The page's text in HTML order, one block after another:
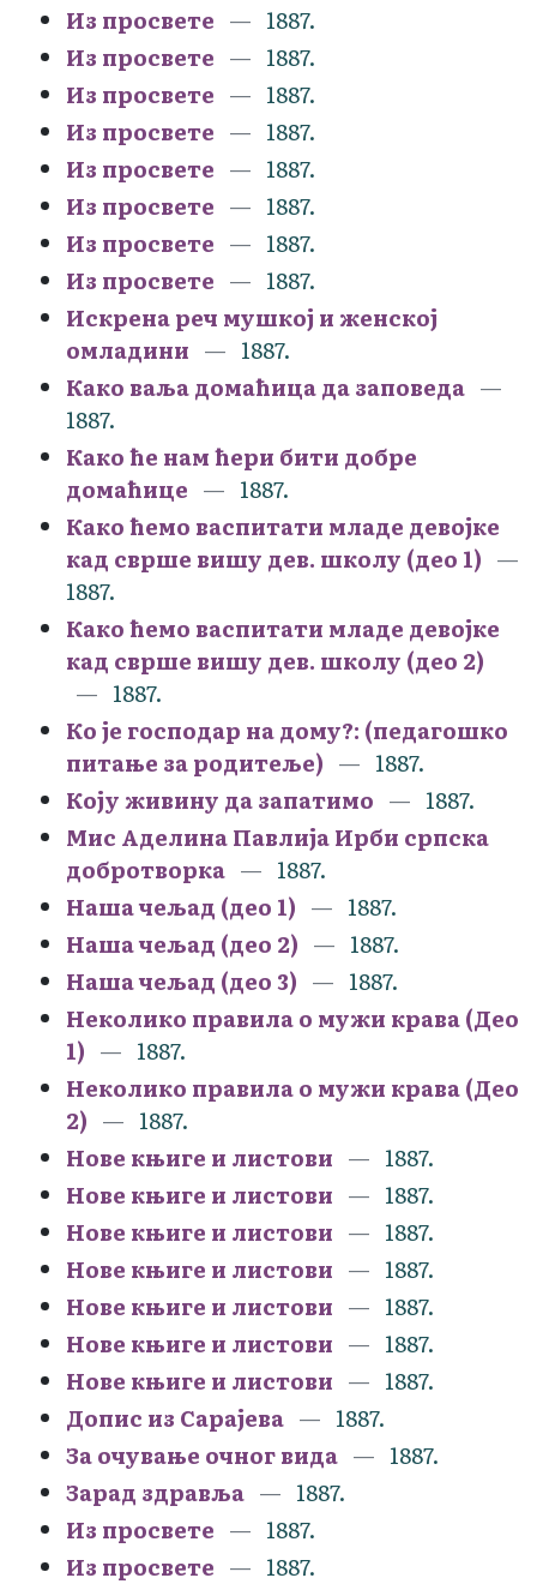
Из просвете
1887.
Из просвете
1887.
Из просвете
1887.
Из просвете
1887.
Из просвете
1887.
Из просвете
1887.
Из просвете
1887.
Из просвете
1887.
Искрена реч мушкој и женској
омладини
1887.
Како ваља домаћица да заповеда
1887.
Како ће нам ћери бити добре
домаћице
1887.
Како ћемо васпитати младе девојке
кад сврше вишу дев. школу (део 1)
1887.
Како ћемо васпитати младе девојке
кад сврше вишу дев. школу (део 2)
1887.
Ко је господар на дому?: (педагошко
питање за родитеље)
1887.
Коју живину да запатимо
1887.
Мис Аделина Павлија Ирби српска
добротворка
1887.
Наша чељад (део 1)
1887.
Наша чељад (део 2)
1887.
Наша чељад (део 3)
1887.
Неколико правила о мужи крава (Део
1)
1887.
Неколико правила о мужи крава (Део
2)
1887.
Нове књиге и листови
1887.
Нове књиге и листови
1887.
Нове књиге и листови
1887.
Нове књиге и листови
1887.
Нове књиге и листови
1887.
Нове књиге и листови
1887.
Нове књиге и листови
1887.
Допис из Сарајева
1887.
За очување очног вида
1887.
Зарад здравља
1887.
Из просвете
1887.
Из просвете
1887.